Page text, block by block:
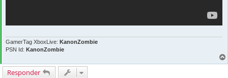
GamerTag XboxLive: KanonZombie
PSN Id: KanonZombie
Responder